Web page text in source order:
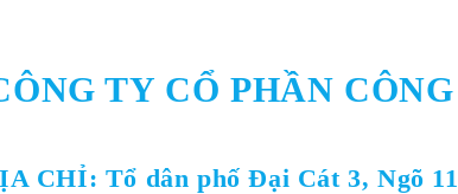
TY CỔ PHẦN
CHỈ: Tổ dân phố Đại Cát 3, Ngõ